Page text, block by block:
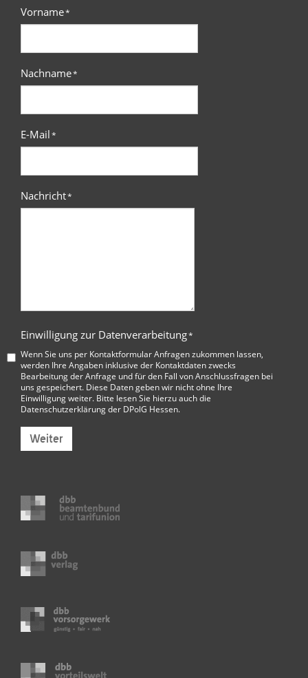
Vorname*
Nachname*
E-Mail*
Nachricht*
Einwilligung zur Datenverarbeitung*
Wenn Sie uns per Kontaktformular Anfragen zukommen lassen,
werden Ihre Angaben inklusive der Kontaktdaten zwecks
Bearbeitung der Anfrage und für den Fall von Anschlussfragen bei
uns gespeichert. Diese Daten geben wir nicht ohne Ihre
Einwilligung weiter. Bitte lesen Sie hierzu auch die
Datenschutzerklärung der DPolG Hessen.
Weiter